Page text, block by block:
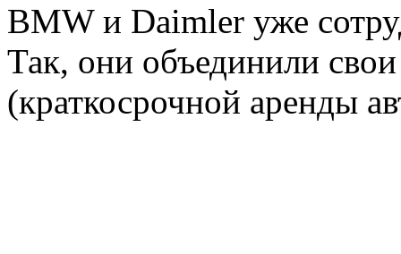
BMW и Daimler уже
Так, они объединили
(краткосрочной аренды